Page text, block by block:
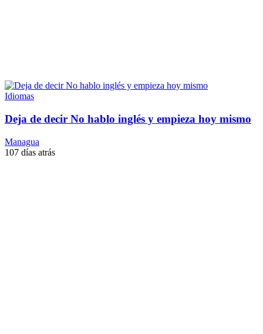
Idiomas
Deja de decir No hablo inglés y empieza hoy mismo
Managua
107 días atrás